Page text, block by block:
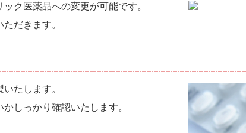
ク医薬品への変更が可能です。
だきます。
たします。
しっかり確認いたします。